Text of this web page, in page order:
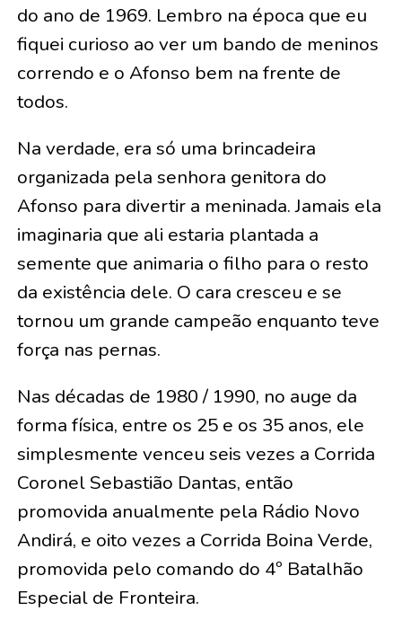
do ano de 1969. Lembro na época que eu
fiquei curioso ao ver um bando de meninos
correndo e o Afonso bem na frente de
todos.
Na verdade, era só uma brincadeira
organizada pela senhora genitora do
Afonso para divertir a meninada. Jamais ela
imaginaria que ali estaria plantada a
semente que animaria o filho para o resto
da existência dele. O cara cresceu e se
tornou um grande campeão enquanto teve
força nas pernas.
Nas décadas de 1980 / 1990, no auge da
forma física, entre os 25 e os 35 anos, ele
simplesmente venceu seis vezes a Corrida
Coronel Sebastião Dantas, então
promovida anualmente pela Rádio Novo
Andirá, e oito vezes a Corrida Boina Verde,
promovida pelo comando do 4º Batalhão
Especial de Fronteira.